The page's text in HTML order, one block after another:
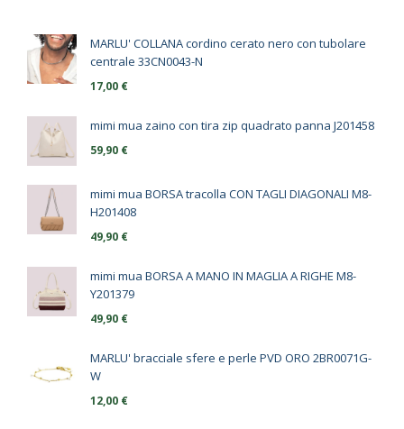
MARLU' COLLANA cordino cerato nero con tubolare
centrale 33CN0043-N
17,00 €
mimi mua zaino con tira zip quadrato panna J201458
59,90 €
mimi mua BORSA tracolla CON TAGLI DIAGONALI M8-
H201408
49,90 €
mimi mua BORSA A MANO IN MAGLIA A RIGHE M8-
Y201379
49,90 €
MARLU' bracciale sfere e perle PVD ORO 2BR0071G-
W
12,00 €